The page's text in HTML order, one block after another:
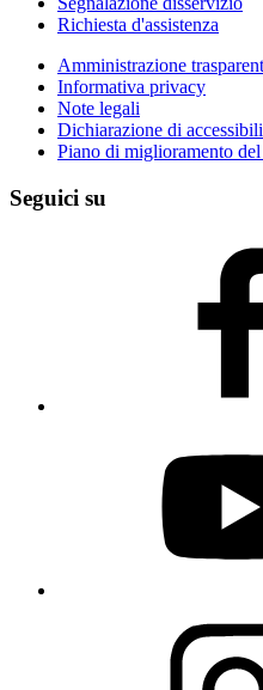
Richiesta d'assistenza
Amministrazione
Informativa privacy
Note legali
Dichiarazione di
Piano di miglioramento
Seguici su